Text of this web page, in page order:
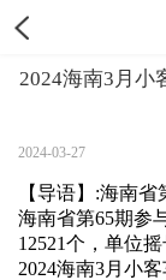
2024海南3月小
2024-03-27
【导语】:海南
海南省第65期参
12521个，单位
2024海南3月小